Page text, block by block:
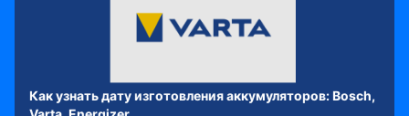
Как узнать дату изготовления аккумуляторов: Bosch,